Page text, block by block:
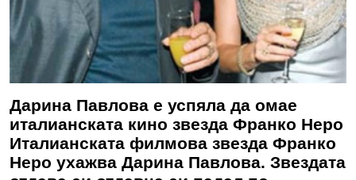
Дарина Павлова е успяла да омае
италианската кино звезда Франко Неро
Италианската филмова звезда Франко
Неро ухажва Дарина Павлова. Звездата